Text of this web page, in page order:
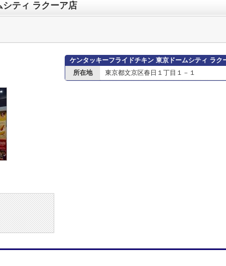
ティ ラクーア店
ケンタッキーフライドチキン 東京ドームシティ ラク
所在地
東京都文京区春日１丁目１－１